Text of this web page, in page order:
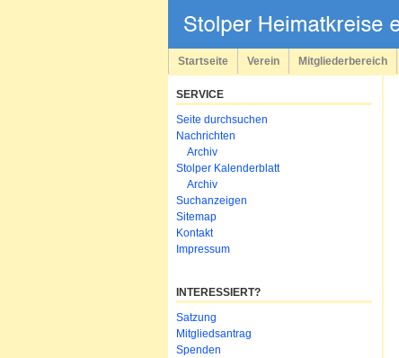
überspringen
Startseite Verein Mitgliederbereich
SERVICE
Navigation
überspringen
Seite durchsuchen
Nachrichten
Archiv
Stolper Kalenderblatt
Archiv
Suchanzeigen
Sitemap
Kontakt
Impressum
INTERESSIERT?
Navigation
überspringen
Satzung
Mitgliedsantrag
Spenden